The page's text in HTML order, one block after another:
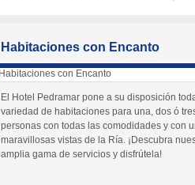
Habitaciones con Encanto
El Hotel Pedramar pone a su disposición
variedad de habitaciones para una, dos ó
personas con todas las comodidades y con
maravillosas vistas de la Ría. ¡Descubra
amplia gama de servicios y disfrútela!